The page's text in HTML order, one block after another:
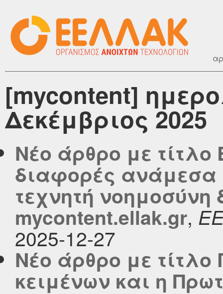
[mycontent]
Δεκέμβριος 2025
Νέο άρθρο με τίτλο
διαφορές ανάμεσα
τεχνητή νοημοσύνη
mycontent.ellak.gr,
2025-12-27
Νέο άρθρο με
κειμένων και η